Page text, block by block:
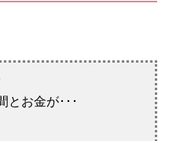
とお金が･･･